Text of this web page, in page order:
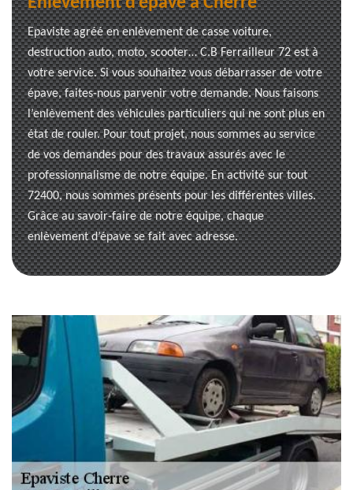
Epaviste agréé en enlèvement de casse voiture,
destruction auto, moto, scooter… C.B Ferrailleur 72 est à
votre service. Si vous souhaitez vous débarrasser de votre
épave, faites-nous parvenir votre demande. Nous faisons
l’enlèvement des véhicules particuliers qui ne sont plus en
état de rouler. Pour tout projet, nous sommes au service
de vos demandes pour des travaux assurés avec le
professionnalisme de notre équipe. En activité sur tout
72400, nous sommes présents pour les différentes villes.
Grâce au savoir-faire de notre équipe, chaque
enlèvement d’épave se fait avec adresse.